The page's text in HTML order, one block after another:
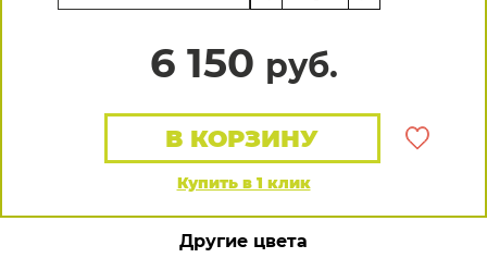
6 150 руб.
Купить в 1 клик
В КОРЗИНУ
Другие цвета